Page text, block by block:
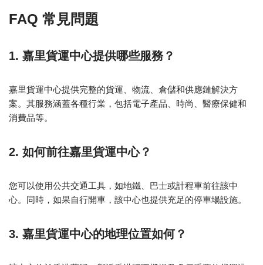
FAQ 常見問題
1. 嘉里貨運中心提供哪些服務？
嘉里貨運中心提供完整的貨運、物流、倉儲和供應鏈解決方
案。其服務涵蓋各種行業，包括電子產品、時尚、醫療保健和
消費品等。
2. 如何前往嘉里貨運中心？
您可以使用公共交通工具，如地鐵、巴士或計程車前往該中
心。同時，如果自行開車，該中心也提供充足的停車場設施。
3. 嘉里貨運中心的地理位置如何？